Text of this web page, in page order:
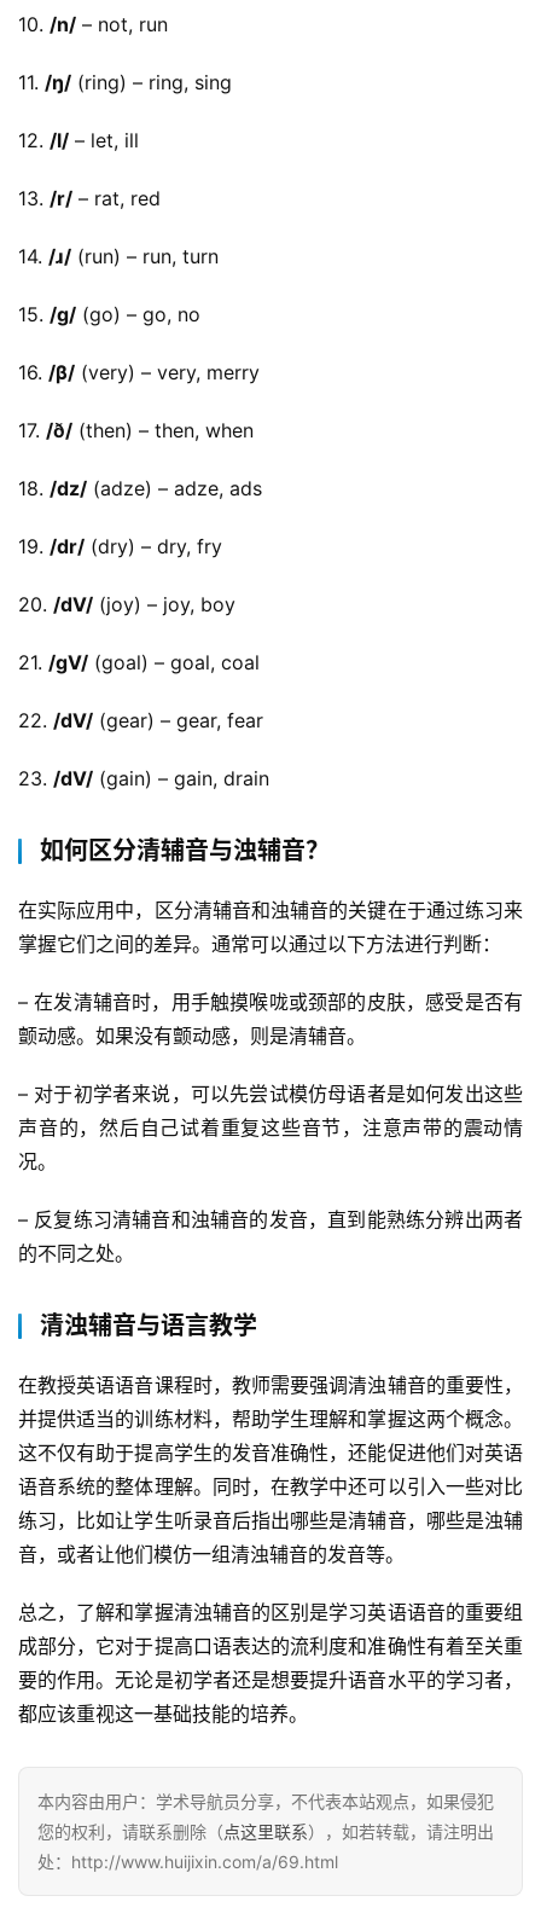
10. /n/ – not, run
11. /ŋ/ (ring) – ring, sing
12. /l/ – let, ill
13. /r/ – rat, red
14. /ɹ/ (run) – run, turn
15. /ɡ/ (go) – go, no
16. /β/ (very) – very, merry
17. /ð/ (then) – then, when
18. /dz/ (adze) – adze, ads
19. /dr/ (dry) – dry, fry
20. /dV/ (joy) – joy, boy
21. /gV/ (goal) – goal, coal
22. /dV/ (gear) – gear, fear
23. /dV/ (gain) – gain, drain
如何区分清辅音与浊辅音？
在实际应用中，区分清辅音和浊辅音的关键在于通过练习来
掌握它们之间的差异。通常可以通过以下方法进行判断：
– 在发清辅音时，用手触摸喉咙或颈部的皮肤，感受是否有
颤动感。如果没有颤动感，则是清辅音。
– 对于初学者来说，可以先尝试模仿母语者是如何发出这些
声音的，然后自己试着重复这些音节，注意声带的震动情
况。
– 反复练习清辅音和浊辅音的发音，直到能熟练分辨出两者
的不同之处。
清浊辅音与语言教学
在教授英语语音课程时，教师需要强调清浊辅音的重要性，
并提供适当的训练材料，帮助学生理解和掌握这两个概念。
这不仅有助于提高学生的发音准确性，还能促进他们对英语
语音系统的整体理解。同时，在教学中还可以引入一些对比
练习，比如让学生听录音后指出哪些是清辅音，哪些是浊辅
音，或者让他们模仿一组清浊辅音的发音等。
总之，了解和掌握清浊辅音的区别是学习英语语音的重要组
成部分，它对于提高口语表达的流利度和准确性有着至关重
要的作用。无论是初学者还是想要提升语音水平的学习者，
都应该重视这一基础技能的培养。
本内容由用户：学术导航员分享，不代表本站观点，如果侵犯
您的权利，请联系删除（点这里联系），如若转载，请注明出
处：http://www.huijixin.com/a/69.html